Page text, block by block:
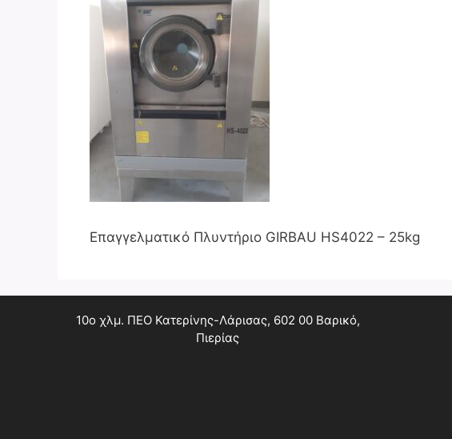
Επαγγελματικό Πλυντήριο GIRBAU HS4022 – 25kg
10ο χλμ. ΠΕΟ Κατερίνης-Λάρισας, 602 00 Βαρικό,
Πιερίας